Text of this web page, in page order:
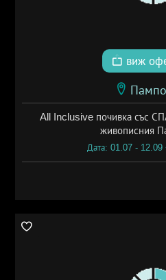
виж
All Inclusive почивка със
живописния
Дата: 01.07 -